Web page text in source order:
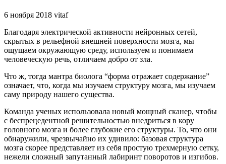
6 ноября 2018 vitaf
Благодаря электрической активности нейронных сетей,
скрытых в рельефной внешней поверхности мозга, мы
ощущаем окружающую среду, используем и понимаем
человеческую речь, отличаем добро от зла.
Что ж, тогда мантра биолога “форма отражает содержание”
означает, что, когда мы изучаем структуру мозга, мы изучаем
саму природу нашего существа.
Команда ученых использовала новый мощный сканер, чтобы
с беспрецедентной решительностью внедриться в кору
головного мозга и более глубокие его структуры. То, что они
обнаружили, чрезвычайно их удивило: базовая структура
мозга скорее представляет из себя простую трехмерную сетку,
нежели сложный запутанный лабиринт поворотов и изгибов.